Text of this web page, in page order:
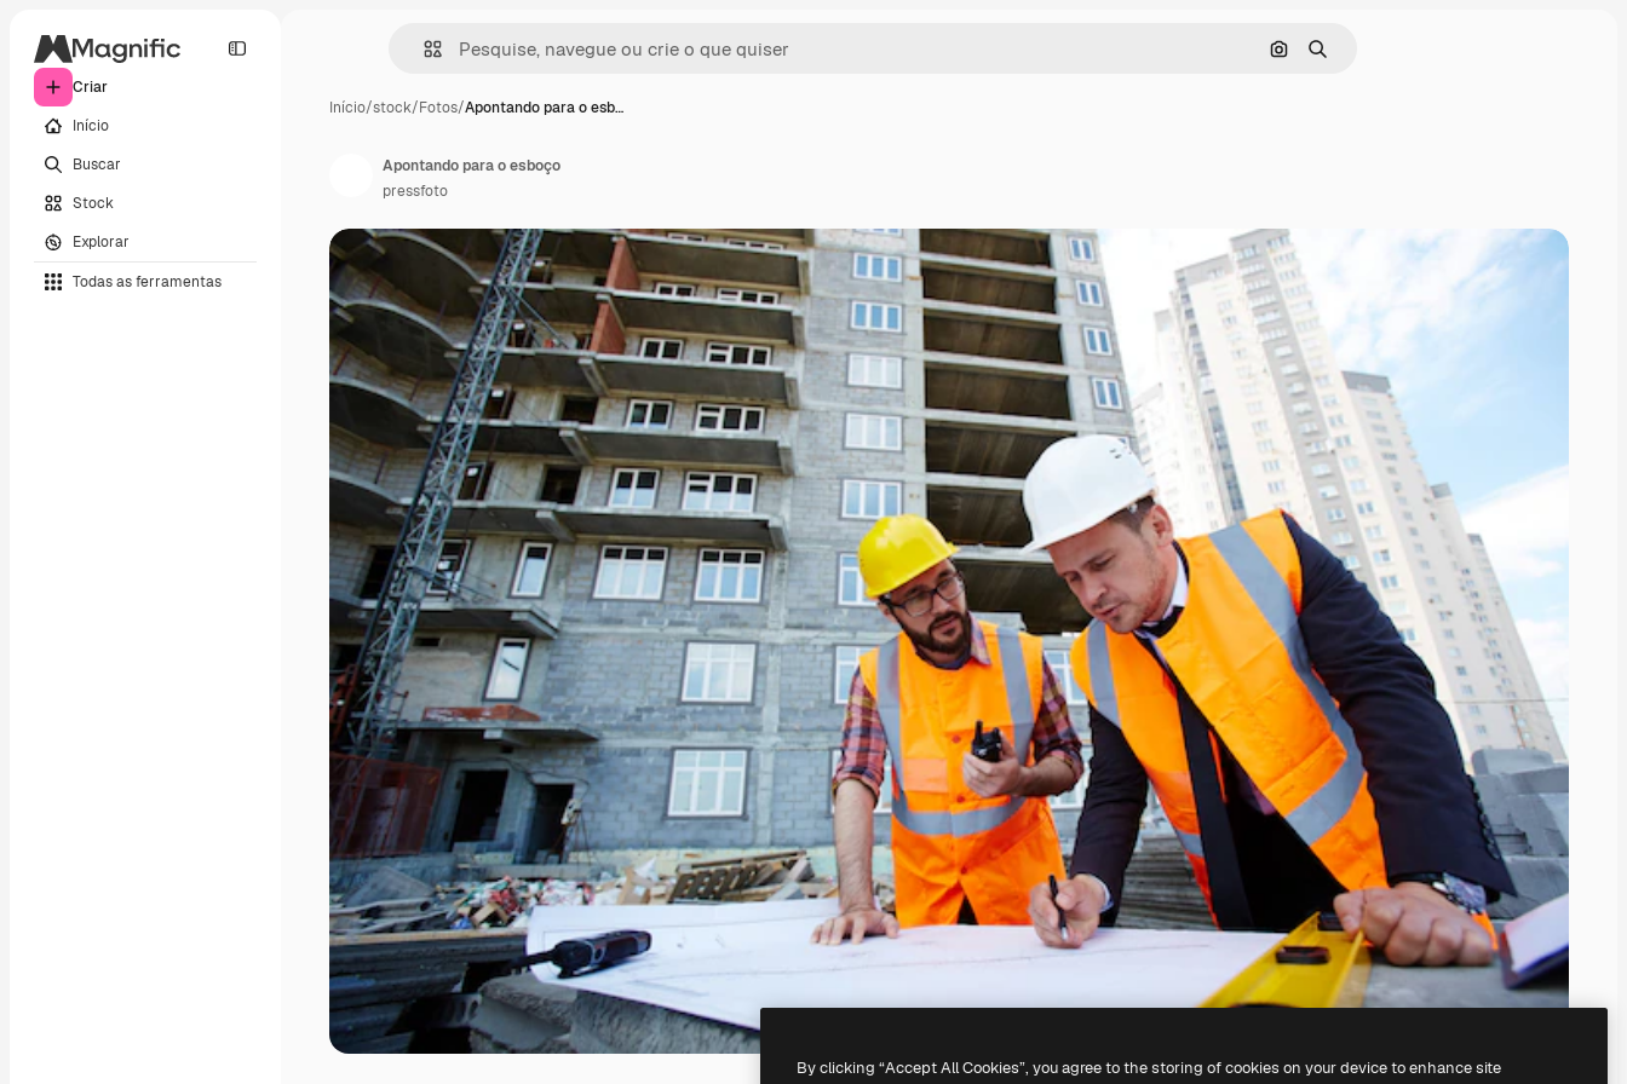
Criar
Início
Buscar
Stock
Explorar
Todas as ferramentas
Pesquisar por imagem
Buscar
Início/stock/Fotos/Apontando para o esb…
Apontando para o esboço
pressfoto
By clicking “Accept All Cookies”, you agree to the storing of cookies on your device to enhance site